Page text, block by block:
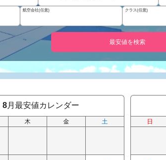
航空会社(任意) クラス(任意)
最安値を検索
8月最安値カレンダー
木 金 土 日